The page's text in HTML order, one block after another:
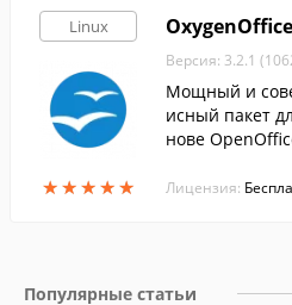
Linux
★★★★★
★★★★★
Версия: 3.2.1
Мощный и
исный пакет
нове
нтов.
Лицензия:
Популярные статьи